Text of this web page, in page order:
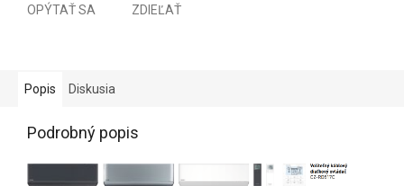
OPÝTAŤ SA ZDIEĽAŤ
Popis Diskusia
Podrobný popis